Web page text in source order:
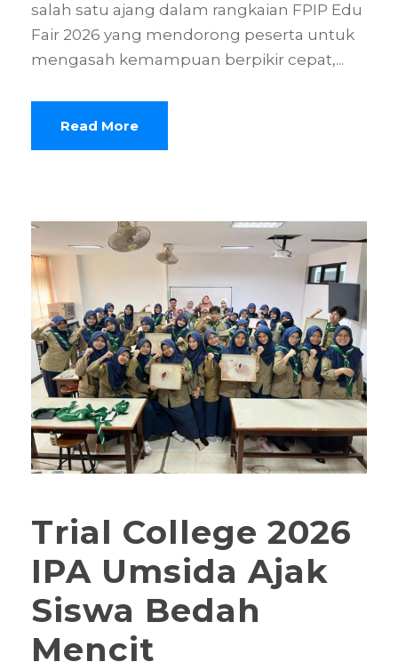
salah satu ajang dalam rangkaian FPIP Edu
Fair 2026 yang mendorong peserta untuk
mengasah kemampuan berpikir cepat,...
Read More
Trial College 2026
IPA Umsida Ajak
Siswa Bedah
Mencit